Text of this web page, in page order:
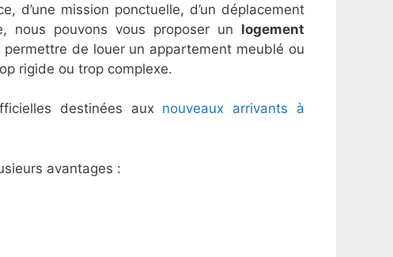
d’une mission ponctuelle, d’un déplacement
nous pouvons vous proposer un logement
de louer un appartement meublé ou
rigide ou trop complexe.
destinées aux nouveaux arrivants à
avantages :